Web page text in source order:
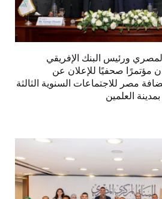
ورئيس البنك الإفريقي
مؤتمرًا صحفيًا للإعلان عن
مصر للاجتماعات السنوية الثالثة
العلمين